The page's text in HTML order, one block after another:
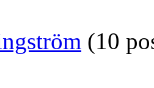
(10